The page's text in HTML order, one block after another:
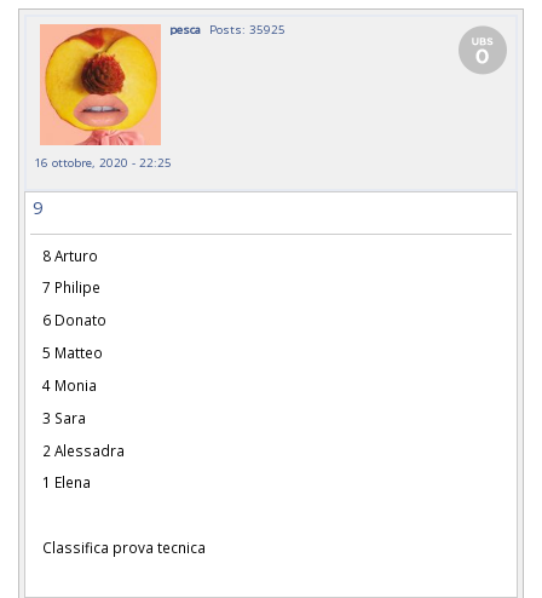
pesca Posts: 35925
16 ottobre, 2020 - 22:25
9
8 Arturo
7 Philipe
6 Donato
5 Matteo
4 Monia
3 Sara
2 Alessadra
1 Elena
Classifica prova tecnica